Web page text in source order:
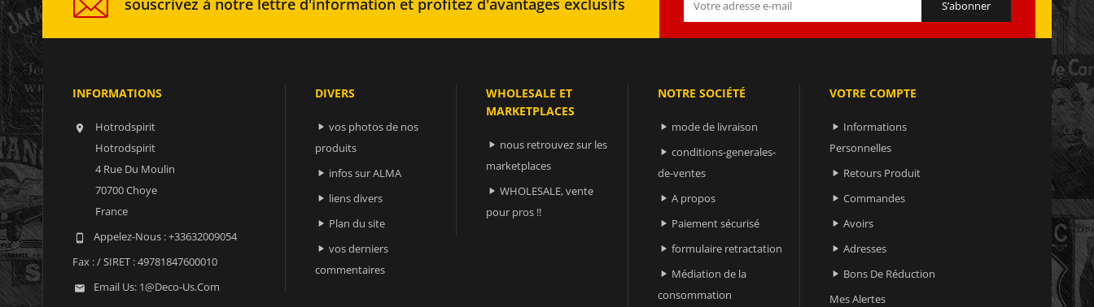
INFORMATIONS

Hotrodspirit
Hotrodspirit
4 Rue Du Moulin
70700 Choye
France
 Appelez-Nous :+33632009054
Fax :/ SIRET : 49781847600010
 Email Us: 1@deco-Us.com
DIVERS
 vos photos de nos
produits
 infos sur ALMA
 liens divers
 Plan du site
 vos derniers
commentaires
WHOLESALE ET
MARKETPLACES
 nous retrouvez sur les
marketplaces
 WHOLESALE, vente
pour pros !!
NOTRE SOCIÉTÉ
 mode de livraison
 conditions-generales-
de-ventes
 A propos
 Paiement sécurisé
 formulaire retractation
 Médiation de la
consommation
VOTRE COMPTE
 Informations
Personnelles
 Retours Produit
 Commandes
 Avoirs
 Adresses
 Bons De Réduction
Mes Alertes